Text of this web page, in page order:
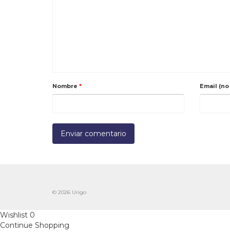
Nombre * Email
© 2026 Urigo
Wishlist 0
Continue Shopping